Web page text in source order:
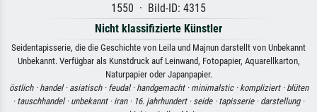
1550 · Bild-ID: 4315
Nicht klassifizierte Künstler
Seidentapisserie, die die Geschichte von Leila und Majnun darstellt von Unbekannt
Unbekannt. Verfügbar als Kunstdruck auf Leinwand, Fotopapier, Aquarellkarton,
Naturpapier oder Japanpapier.
östlich · handel · asiatisch · feudal · handgemacht · minimalstic · kompliziert · blüten
· tauschhandel · unbekannt · iran · 16. jahrhundert · seide · tapisserie · darstellung ·